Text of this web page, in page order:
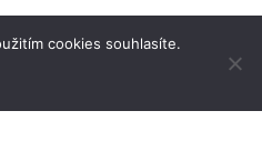
cookies souhlasíte.